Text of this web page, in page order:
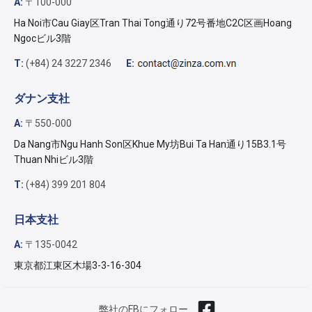
Ha Noi市Cau Giay区Tran Thai Tong通り72号番地C2C区画Hoang
Ngocビル3階
T: (+84) 24 3227 2346 E:
ダナン支社
A: 〒550-000
Da Nang市Ngu Hanh Son区Khue My坊Bui Ta Han通り15B3.1号
Thuan Nhiビル3階
T: (+84) 399 201 804
日本支社
A: 〒135-0042
東京都江東区木場3-3-16-304
弊社のFBにフォロー